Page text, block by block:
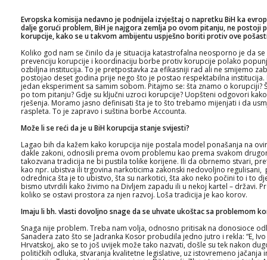
Evropska komisija nedavno je podnijela izvještaj o napretku BiH ka
dalje gorući problem, BiH je najgora zemlja po ovom pitanju, ne postoji
korupcije, kako se u takvom ambijentu uspješno boriti protiv ove
Koliko god nam se činilo da je situacija katastrofalna neosporno je da
prevenciju korupcije i koordinaciju borbe protiv korupcije polako
ozbiljna institucija. To je pretpostavka za efikasniji rad ali ne smijemo
postojao deset godina prije nego što je postao respektabilna institucija.
jedan eksperiment sa samim sobom. Pitajmo se: šta znamo o
po tom pitanju? Gdje su ključni uzroci korupcije? Uopšteni odgovori
rješenja. Moramo jasno definisati šta je to što trebamo mijenjati i da
raspleta. To je zapravo i suština borbe Accounta.
Može li se reći da je u BiH korupcija stanje svijesti?
Lagao bih da kažem kako korupcija nije postala model ponašanja na
dakle zakoni, odnosili prema ovom problemu kao prema svakom
takozvana tradicija ne bi pustila tolike korijene. Ili da obrnemo stvari,
kao npr. ubistva ili trgovina narkoticima zakonski nedovoljno
odrednica šta je to ubistvo, šta su narkotici, šta ako neko počini to i to
bismo utvrdili kako živimo na Divljem zapadu ili u nekoj kartel – državi.
koliko se ostavi prostora za njen razvoj. Loša tradicija je kao korov.
Imaju li bh. vlasti dovoljno snage da se uhvate ukoštac sa problemom
Snaga nije problem. Treba nam volja, odnosno pritisak na donosioce
Sanadera zato što se Jadranka Kosor probudila jedno jutro i rekla: “E,
Hrvatskoj, ako se to još uvijek može tako nazvati, došle su tek nakon
političkih odluka, stvaranja kvalitetne legislative, uz istovremeno jačanja